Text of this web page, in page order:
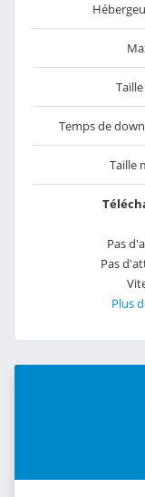
Temps de
Taille
Pas
Pas
Plus